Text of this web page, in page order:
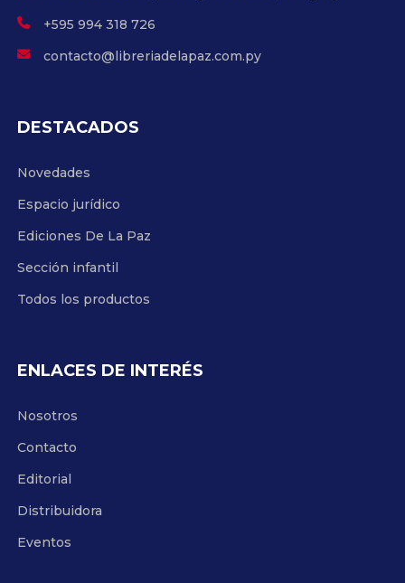
+595 994 318 726
contacto@libreriadelapaz.com.py
DESTACADOS
Novedades
Espacio jurídico
Ediciones De La Paz
Sección infantil
Todos los productos
ENLACES DE INTERÉS
Nosotros
Contacto
Editorial
Distribuidora
Eventos